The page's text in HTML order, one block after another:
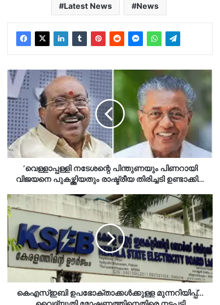
Latest News News
‘വെള്ളാപ്പള്ളി
നടേശന്റെ
പിന്തുണയും
പിണറായി
വിജയനെ
പുകഴ്ത്തിയതും
രാഷ്ട്രീയ
തിരിച്ചടി
ഉണ്ടാക്കി…
‘വെള്ളാപ്പള്ളി നടേശന്റെ പിന്തുണയും പിണറായി
വിജയനെ പുകഴ്ത്തിയതും രാഷ്ട്രീയ തിരിച്ചടി ഉണ്ടാക്കി…
കെഎസ്ഇബി
ഉപഭോക്താക്കൾക്കുള്ള
മുന്നറിയിപ്പ്…
വൈദ്യുതി
മോഷണത്തിനെതിരെ
നടപടി
കർശനമാക്കും…
കെഎസ്ഇബി ഉപഭോക്താക്കൾക്കുള്ള മുന്നറിയിപ്പ്…